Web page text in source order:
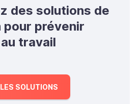
des solutions de
prévenir
travail
SOLUTIONS